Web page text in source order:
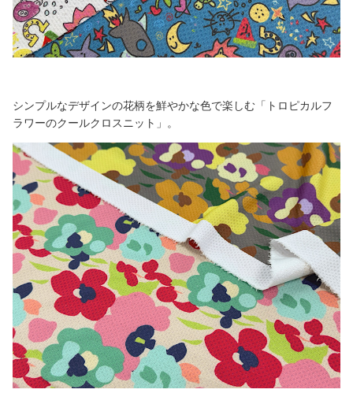
シンプルなデザインの花柄を鮮やかな色で楽しむ「トロピカルフ
ラワーのクールクロスニット」。